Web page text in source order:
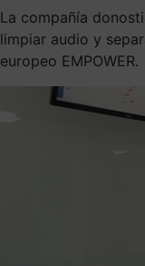
La compañía
limpiar audio y
europeo EMPOWER.